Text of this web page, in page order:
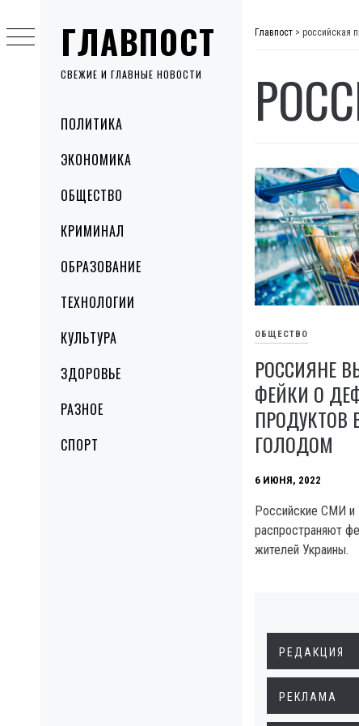
ГЛАВПОСТ
СВЕЖИЕ И ГЛАВНЫЕ НОВОСТИ
MenuПОЛИТИКА
ЭКОНОМИКА
ОБЩЕСТВО
КРИМИНАЛ
ОБРАЗОВАНИЕ
ТЕХНОЛОГИИ
КУЛЬТУРА
ЗДОРОВЬЕ
РАЗНОЕ
СПОРТ
to
content
Главпост > российская
ОБЩЕСТВО
РОССИЯНЕ
ФЕЙКИ О
ПРОДУКТОВ
ГОЛОДОМ
6 ИЮНЯ, 2022
Российские СМИ и
распространяют
жителей Украины.
РЕДАКЦИЯ
РЕКЛАМА